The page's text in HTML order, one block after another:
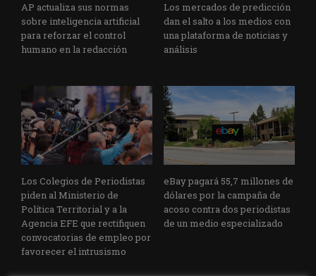
AP actualiza sus normas
sobre inteligencia artificial
para reforzar el control
humano en la redacción
Los mercados de predicción
dan el salto a los medios con
una plataforma de noticias y
análisis
Los Colegios de Periodistas
piden al Ministerio de
Política Territorial y a la
Agencia EFE que rectifiquen
convocatorias de empleo por
favorecer el intrusismo
eBay pagará 55,7 millones de
dólares por la campaña de
acoso contra dos periodistas
de un medio especializado